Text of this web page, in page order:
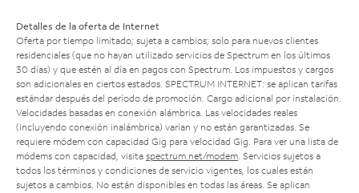
Detalles de la oferta de Internet
Oferta por tiempo limitado; sujeta a cambios; solo para nuevos clientes
residenciales (que no hayan utilizado servicios de Spectrum en los últimos
30 días) y que estén al día en pagos con Spectrum. Los impuestos y cargos
son adicionales en ciertos estados. SPECTRUM INTERNET: se aplican tarifas
estándar después del período de promoción. Cargo adicional por instalación.
Velocidades basadas en conexión alámbrica. Las velocidades reales
(incluyendo conexión inalámbrica) varían y no están garantizadas. Se
requiere módem con capacidad Gig para velocidad Gig. Para ver una lista de
módems con capacidad, visita spectrum.net/modem. Servicios sujetos a
todos los términos y condiciones de servicio vigentes, los cuales están
sujetos a cambios. No están disponibles en todas las áreas. Se aplican